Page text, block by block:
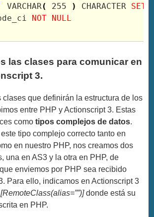
VARCHAR( 255 ) CHARACTER SET
NOT NULL
las clases para comunicar en
3.
clases que definirán la estructura de los
entre PHP y Actionscript 3. Estas
comotipos complejos de datos.
tipo complejo correcto tanto en
en nuestro PHP, nos creamos dos
una en AS3 y la otra en PHP, de
enviemos por PHP sea recibido
Para ello, indicamos en Actionscript 3
[RemoteClass(alias=””)]donde está su
en PHP.